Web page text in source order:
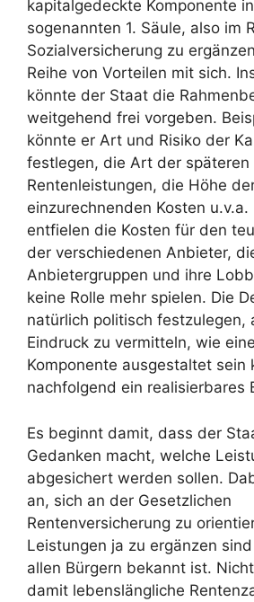
kapitalgedeckte Komponente
sogenannten 1. Säule, also im
Sozialversicherung zu
Reihe von Vorteilen mit sich.
könnte der Staat die
weitgehend frei vorgeben.
könnte er Art und Risiko der
festlegen, die Art der späteren
Rentenleistungen, die Höhe
einzurechnenden Kosten
entfielen die Kosten für den
der verschiedenen Anbieter,
Anbietergruppen und ihre
keine Rolle mehr spielen. Die
natürlich politisch festzulegen,
Eindruck zu vermitteln, wie
Komponente ausgestaltet sein
nachfolgend ein realisierbares
Es beginnt damit, dass der
Gedanken macht, welche
abgesichert werden sollen.
an, sich an der Gesetzlichen
Rentenversicherung zu
Leistungen ja zu ergänzen
allen Bürgern bekannt ist.
damit lebenslängliche